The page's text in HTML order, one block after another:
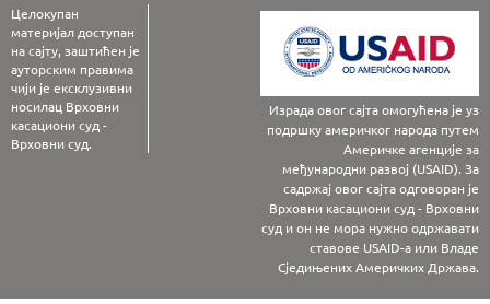
Целокупан
материјал доступан
на сајту, заштићен је
ауторским правима
чији је ексклузивни
носилац Врховни
касациони суд -
Врховни суд.
Израда овог сајта омогућена је уз
подршку америчког народа путем
Америчке агенције за
међународни развој (USAID). За
садржај овог сајта одговоран је
Врховни касациони суд - Врховни
суд и он не мора нужно одржавати
ставове USAID-а или Владе
Сједињених Америчких Држава.